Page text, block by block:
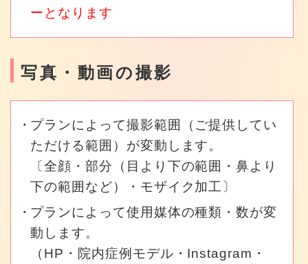
ーとなります
写真・動画の撮影
プランによって撮影範囲（ご提供してい
ただける範囲）が変動します。
〔全顔・部分（目より下の範囲・鼻より
下の範囲など）・モザイク加工〕
プランによって使用媒体の種類・数が変
動します。
（HP・院内症例モデル・Instagram・